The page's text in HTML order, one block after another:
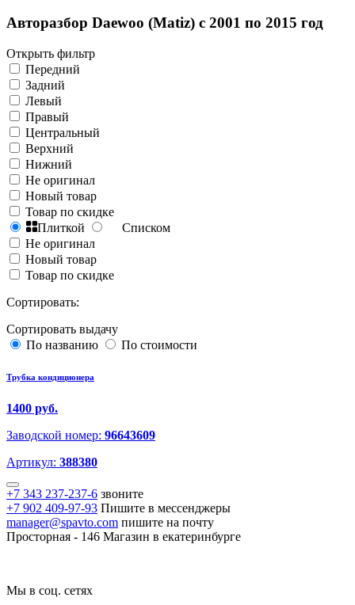
Авторазбор Daewoo (Matiz) с 2001 по 2015 год
Открыть фильтр
Передний
Задний
Левый
Правый
Центральный
Верхний
Нижний
Не оригинал
Новый товар
Товар по скидке
Плиткой
Списком
Не оригинал
Новый товар
Товар по скидке
Сортировать:
Сортировать выдачу
По названию
По стоимости
Трубка кондиционера
1400 руб.
Заводской номер: 96643609
Артикул: 388380
+7 343 237-237-6 звоните
+7 902 409-97-93 Пишите в мессенджеры
manager@spavto.com пишите на почту
Просторная - 146 Магазин в екатеринбурге
Мы в соц. сетях